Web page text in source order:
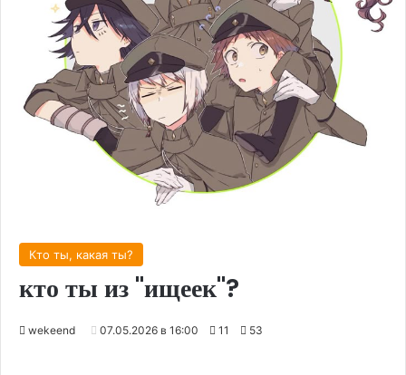
Кто ты, какая ты?
кто ты из "ищеек"?
wekeend 07.05.2026 в 16:00 11 53